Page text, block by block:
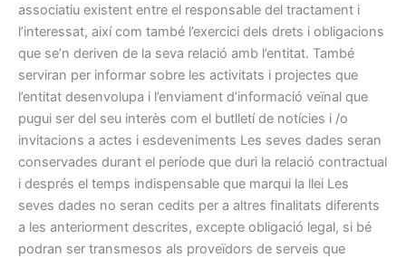
associatiu existent entre el responsable del tractament i
l’interessat, així com també l’exercici dels drets i obligacions
que se’n deriven de la seva relació amb l’entitat. També
serviran per informar sobre les activitats i projectes que
l’entitat desenvolupa i l’enviament d’informació veïnal que
pugui ser del seu interès com el butlletí de notícies i /o
invitacions a actes i esdeveniments Les seves dades seran
conservades durant el període que duri la relació contractual
i després el temps indispensable que marqui la llei Les
seves dades no seran cedits per a altres finalitats diferents
a les anteriorment descrites, excepte obligació legal, si bé
podran ser transmesos als proveïdors de serveis que